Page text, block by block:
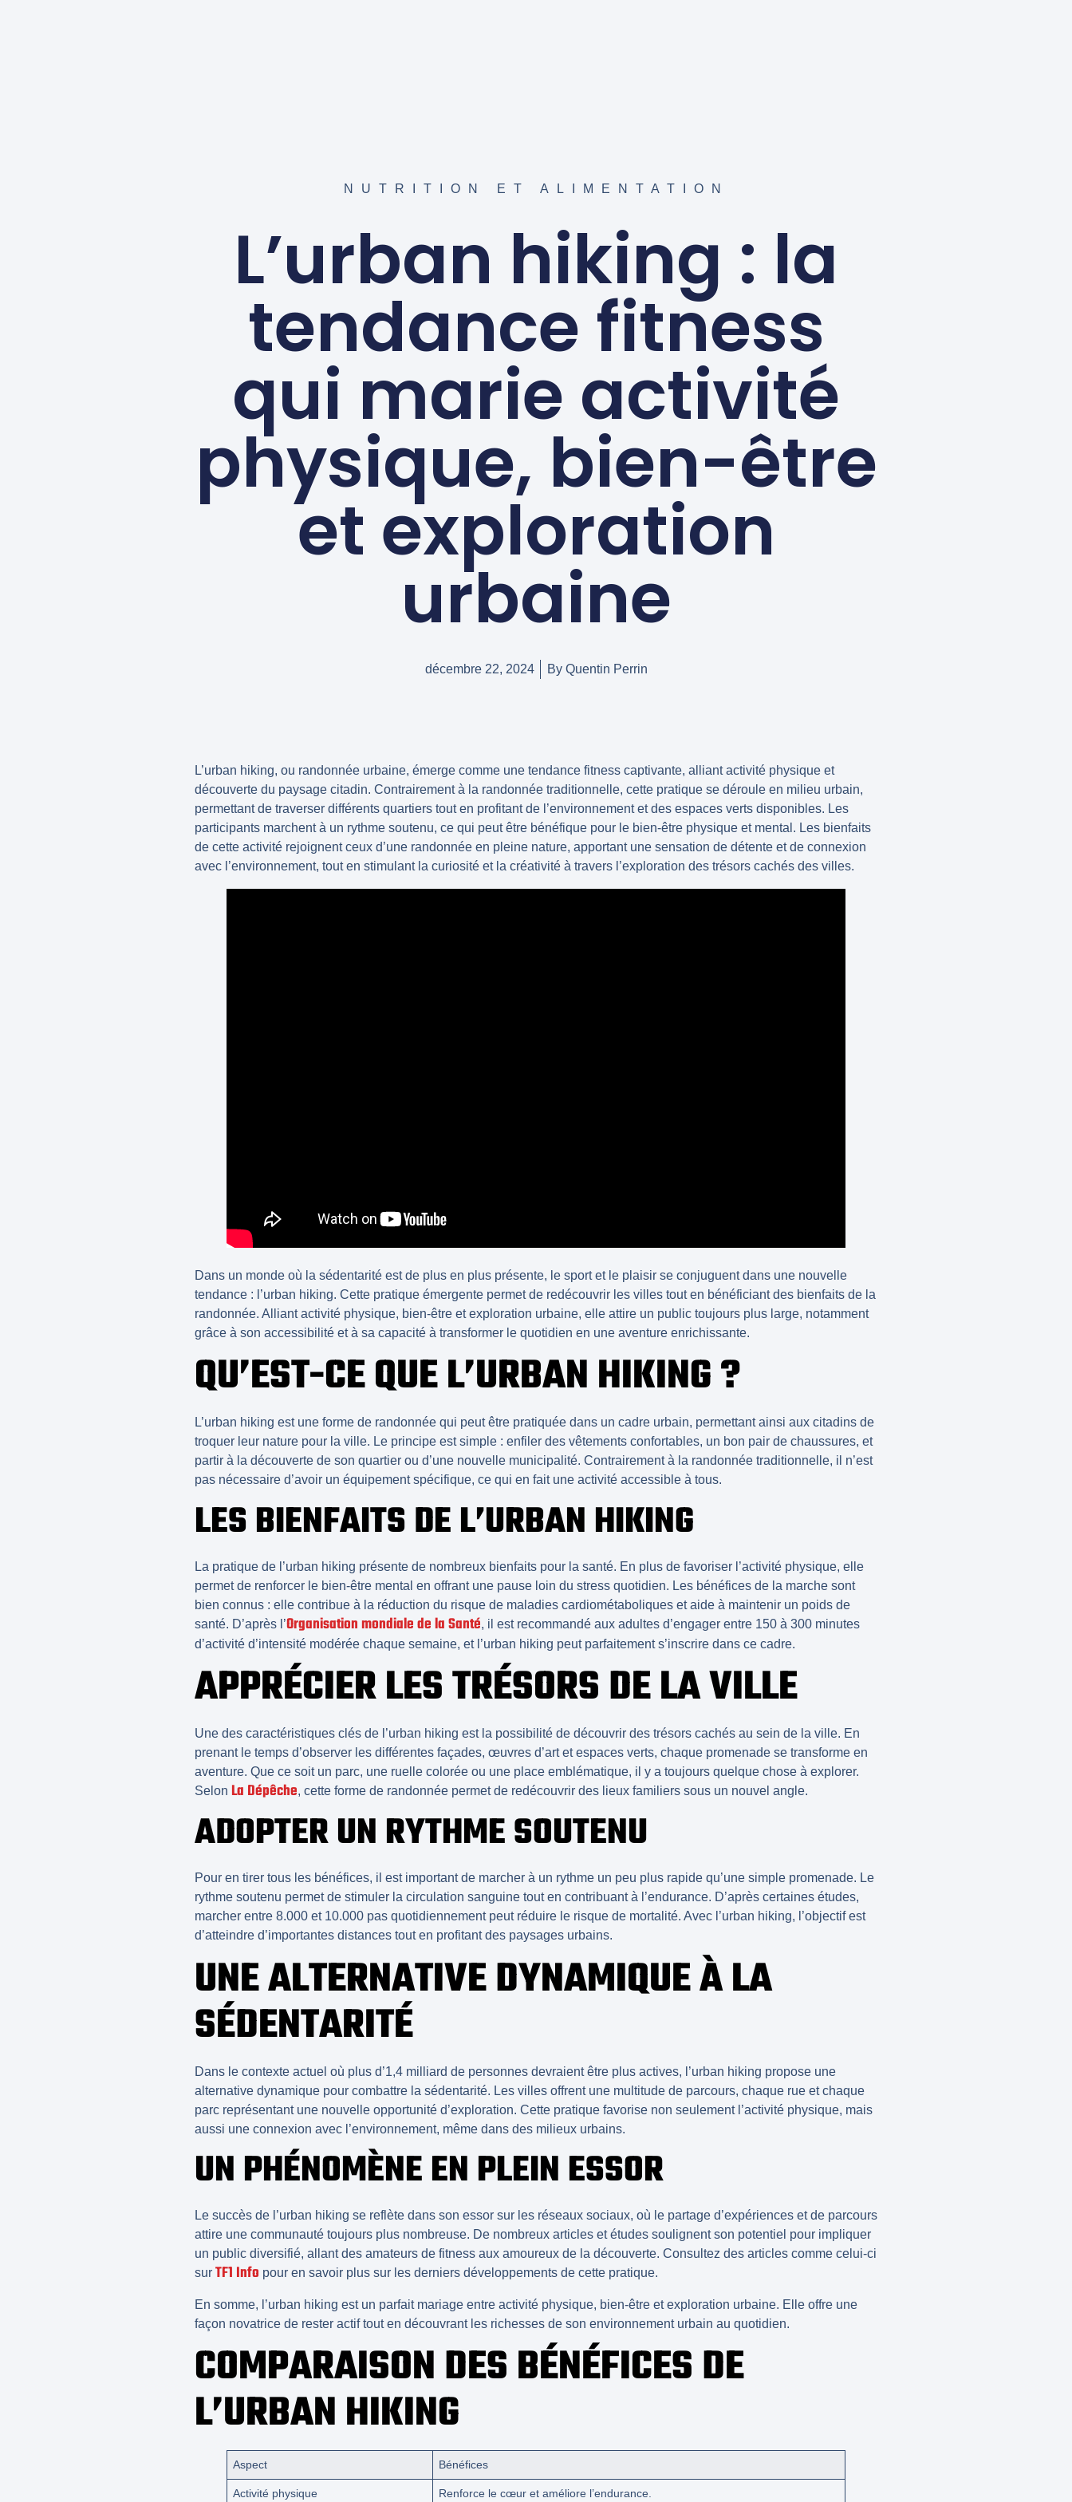
NUTRITION ET ALIMENTATION
L’urban hiking : la
tendance fitness
qui marie activité
physique, bien-être
et exploration
urbaine
décembre 22, 2024 ByQuentin Perrin
L’urban hiking, ou randonnée urbaine, émerge comme une tendance fitness captivante, alliant activité physique et
découverte du paysage citadin. Contrairement à la randonnée traditionnelle, cette pratique se déroule en milieu urbain,
permettant de traverser différents quartiers tout en profitant de l’environnement et des espaces verts disponibles. Les
participants marchent à un rythme soutenu, ce qui peut être bénéfique pour le bien-être physique et mental . Les bienfaits
de cette activité rejoignent ceux d’une randonnée en pleine nature, apportant une sensation de détente et de connexion
avec l’environnement, tout en stimulant la curiosité et la créativité à travers l’exploration des trésors cachés des villes.
Dans un monde où la sédentarité est de plus en plus présente, le sportet le plaisir se conjuguent dans une nouvelle
tendance : l’urban hiking. Cette pratique émergente permet de redécouvrir les villes tout en bénéficiant des bienfaits de la
randonnée. Alliantactivité physique, bien-être et exploration urbaine, elle attire un public toujours plus large, notamment
grâce à son accessibilité et à sa capacité à transformer le quotidien en une aventure enrichissante.
QU’EST-CE QUE L’URBAN HIKING ?
L’urban hiking est une forme de randonnée qui peut être pratiquée dans un cadre urbain, permettant ainsi aux citadins de
troquer leur nature pour la ville. Le principe est simple : enfiler des vêtements confortables, un bon pair de chaussures, et
partir à la découverte de son quartier ou d’une nouvelle municipalité. Contrairement à la randonnée traditionnelle, il n’est
pas nécessaire d’avoir un équipement spécifique, ce qui en fait une activité accessible à tous.
LES BIENFAITS DE L’URBAN HIKING
La pratique de l’urban hiking présente de nombreux bienfaits pour la santé. En plus de favoriser l’activité physique, elle
permet de renforcer le bien-être mental en offrant une pause loin du stress quotidien. Les bénéfices de la marche sont
bien connus : elle contribue à la réduction du risque de maladies cardiométaboliques et aide à maintenir un poids de
santé. D’après l’Organisation mondiale de la Santé, il est recommandé aux adultes d’engager entre 150 à 300 minutes
d’activité d’intensité modérée chaque semaine, et l’urban hiking peut parfaitement s’inscrire dans ce cadre.
APPRÉCIER LES TRÉSORS DE LA VILLE
Une des caractéristiques clés de l’urban hiking est la possibilité de découvrir des trésors cachés au sein de la ville. En
prenant le temps d’observer les différentes façades, œuvres d’art et espaces verts, chaque promenade se transforme en
aventure. Que ce soit un parc, une ruelle colorée ou une place emblématique, il y a toujours quelque chose à explorer.
Selon La Dépêche, cette forme de randonnée permet de redécouvrir des lieux familiers sous un nouvel angle.
ADOPTER UN RYTHME SOUTENU
Pour en tirer tous les bénéfices, il est important de marcher à un rythme un peu plus rapide qu’une simple promenade. Le
rythme soutenu permet de stimuler la circulation sanguine tout en contribuant à l’endurance. D’après certaines études,
marcher entre 8.000 et 10.000 pas quotidiennement peut réduire le risque de mortalité. Avec l’urban hiking, l’objectif est
d’atteindre d’importantes distances tout en profitant des paysages urbains.
UNE ALTERNATIVE DYNAMIQUE À LA
SÉDENTARITÉ
Dans le contexte actuel où plus d’1,4 milliard de personnes devraient être plus actives, l’urban hiking propose une
alternative dynamique pour combattre la sédentarité. Les villes offrent une multitude de parcours, chaque rue et chaque
parc représentant une nouvelle opportunité d’exploration. Cette pratique favorise non seulement l’activité physique, mais
aussi une connexion avec l’environnement, même dans des milieux urbains.
UN PHÉNOMÈNE EN PLEIN ESSOR
Le succès de l’urban hiking se reflète dans son essor sur les réseaux sociaux, où le partage d’expériences et de parcours
attire une communauté toujours plus nombreuse. De nombreux articles et études soulignent son potentiel pour impliquer
un public diversifié, allant des amateurs de fitness aux amoureux de la découverte. Consultez des articles comme celui-ci
sur TF1 Info pour en savoir plus sur les derniers développements de cette pratique.
En somme, l’urban hiking est un parfait mariage entre activité physique, bien-être etexploration urbaine. Elle offre une
façon novatrice de rester actif tout en découvrant les richesses de son environnement urbain au quotidien.
COMPARAISON DES BÉNÉFICES DE
L’URBAN HIKING
Aspect Bénéfices
Activité physique Renforce le cœur et améliore l’endurance.